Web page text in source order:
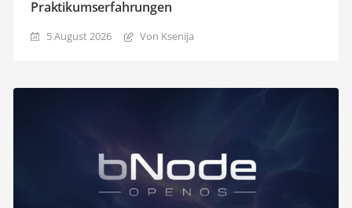
Praktikumserfahrungen
5 August 2026 Von Ksenija